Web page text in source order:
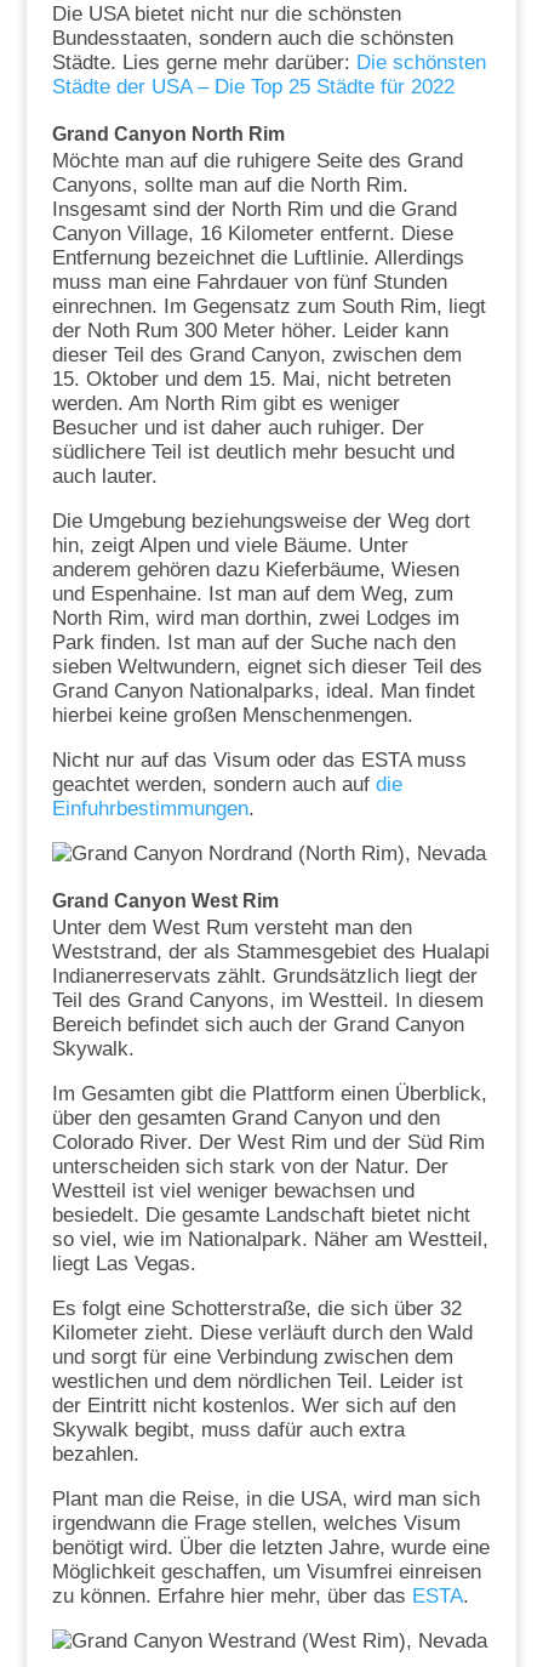
Die USA bietet nicht nur die schönsten
Bundesstaaten, sondern auch die schönsten
Städte. Lies gerne mehr darüber: Die schönsten
Städte der USA – Die Top 25 Städte für 2022
Grand Canyon North Rim
Möchte man auf die ruhigere Seite des Grand
Canyons, sollte man auf die North Rim.
Insgesamt sind der North Rim und die Grand
Canyon Village, 16 Kilometer entfernt. Diese
Entfernung bezeichnet die Luftlinie. Allerdings
muss man eine Fahrdauer von fünf Stunden
einrechnen. Im Gegensatz zum South Rim, liegt
der Noth Rum 300 Meter höher. Leider kann
dieser Teil des Grand Canyon, zwischen dem
15. Oktober und dem 15. Mai, nicht betreten
werden. Am North Rim gibt es weniger
Besucher und ist daher auch ruhiger. Der
südlichere Teil ist deutlich mehr besucht und
auch lauter.
Die Umgebung beziehungsweise der Weg dort
hin, zeigt Alpen und viele Bäume. Unter
anderem gehören dazu Kieferbäume, Wiesen
und Espenhaine. Ist man auf dem Weg, zum
North Rim, wird man dorthin, zwei Lodges im
Park finden. Ist man auf der Suche nach den
sieben Weltwundern, eignet sich dieser Teil des
Grand Canyon Nationalparks, ideal. Man findet
hierbei keine großen Menschenmengen.
Nicht nur auf das Visum oder das ESTA muss
geachtet werden, sondern auch auf die
Einfuhrbestimmungen.
Grand Canyon West Rim
Unter dem West Rum versteht man den
Weststrand, der als Stammesgebiet des Hualapi
Indianerreservats zählt. Grundsätzlich liegt der
Teil des Grand Canyons, im Westteil. In diesem
Bereich befindet sich auch der Grand Canyon
Skywalk.
Im Gesamten gibt die Plattform einen Überblick,
über den gesamten Grand Canyon und den
Colorado River. Der West Rim und der Süd Rim
unterscheiden sich stark von der Natur. Der
Westteil ist viel weniger bewachsen und
besiedelt. Die gesamte Landschaft bietet nicht
so viel, wie im Nationalpark. Näher am Westteil,
liegt Las Vegas.
Es folgt eine Schotterstraße, die sich über 32
Kilometer zieht. Diese verläuft durch den Wald
und sorgt für eine Verbindung zwischen dem
westlichen und dem nördlichen Teil. Leider ist
der Eintritt nicht kostenlos. Wer sich auf den
Skywalk begibt, muss dafür auch extra
bezahlen.
Plant man die Reise, in die USA, wird man sich
irgendwann die Frage stellen, welches Visum
benötigt wird. Über die letzten Jahre, wurde eine
Möglichkeit geschaffen, um Visumfrei einreisen
zu können. Erfahre hier mehr, über das ESTA.